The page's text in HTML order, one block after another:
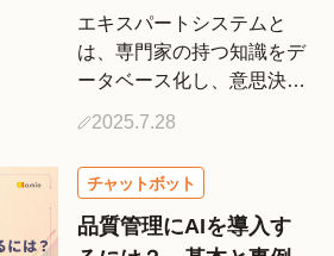
エキスパートシステムと
は、専門家の持つ知識をデ
ータベース化し、意思決定
テムは、どのような分野で
活用されているのでしょう
か。 本記事ではエキスパ
ートシステムの概要や仕組
2025.7.28
品質管理にAIを導入す